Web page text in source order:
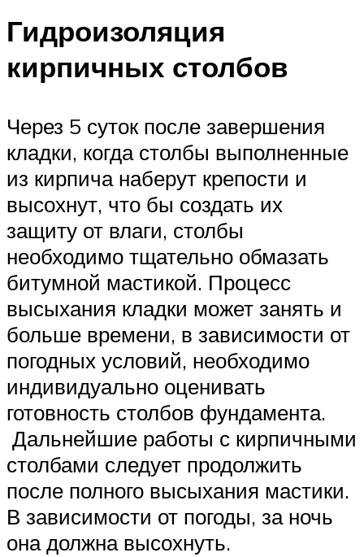
Гидроизоляция
кирпичных столбов
Через 5 суток после завершения
кладки, когда столбы выполненные
из кирпича наберут крепости и
высохнут, что бы создать их
защиту от влаги, столбы
необходимо тщательно обмазать
битумной мастикой. Процесс
высыхания кладки может занять и
больше времени, в зависимости от
погодных условий, необходимо
индивидуально оценивать
готовность столбов фундамента.
Дальнейшие работы с кирпичными
столбами следует продолжить
после полного высыхания мастики.
В зависимости от погоды, за ночь
она должна высохнуть.